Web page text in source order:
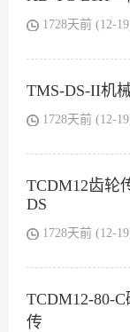
1728天前 (12-
TMS-DS-II机
1728天前 (12-
TCDM12齿轮
DS
1728天前 (12-
TCDM12-80-
传